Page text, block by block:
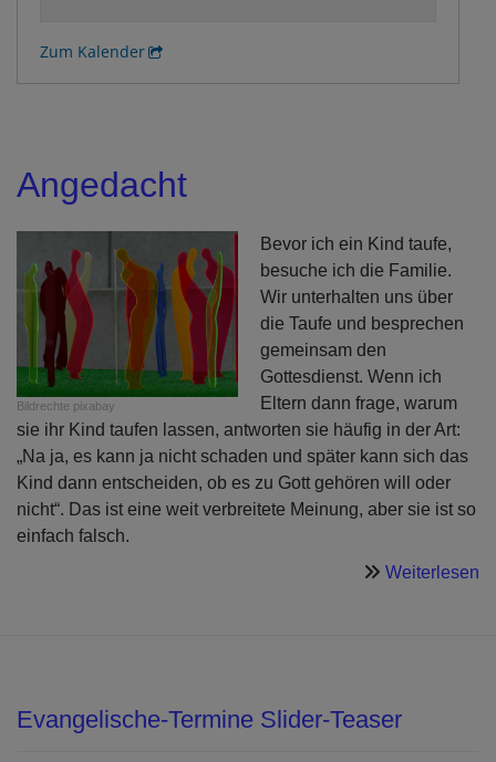
Zum Kalender
Angedacht
Bildrechte pixabay
Bevor ich ein Kind taufe,
besuche ich die Familie.
Wir unterhalten uns über
die Taufe und besprechen
gemeinsam den
Gottesdienst. Wenn ich
Eltern dann frage, warum
sie ihr Kind taufen lassen, antworten sie häufig in der Art:
„Na ja, es kann ja nicht schaden und später kann sich das
Kind dann entscheiden, ob es zu Gott gehören will oder
nicht“. Das ist eine weit verbreitete Meinung, aber sie ist so
einfach falsch.
Weiterlesen
Evangelische-Termine Slider-Teaser